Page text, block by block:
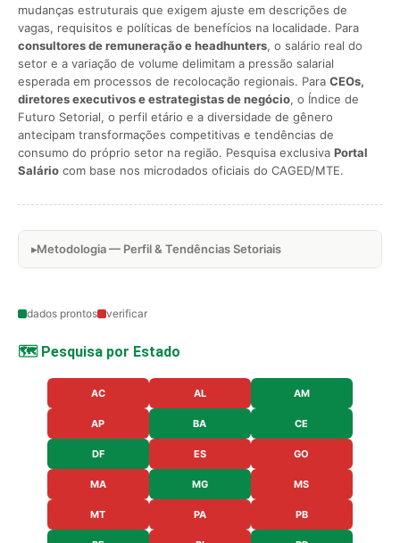
mudanças estruturais que exigem ajuste em descrições de
vagas, requisitos e políticas de benefícios na localidade. Para
consultores de remuneração e headhunters, o salário real do
setor e a variação de volume delimitam a pressão salarial
esperada em processos de recolocação regionais. Para CEOs,
diretores executivos e estrategistas de negócio, o Índice de
Futuro Setorial, o perfil etário e a diversidade de gênero
antecipam transformações competitivas e tendências de
consumo do próprio setor na região. Pesquisa exclusiva Portal
Salário com base nos microdados oficiais do CAGED/MTE.
Metodologia — Perfil & Tendências Setoriais
dados prontos verificar
🗺️ Pesquisa por Estado
AC AL AM
AP BA CE
DF ES GO
MA MG MS
MT PA PB